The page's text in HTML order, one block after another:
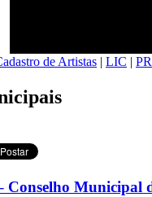
de Artistas | LIC |
Conselho Municipal